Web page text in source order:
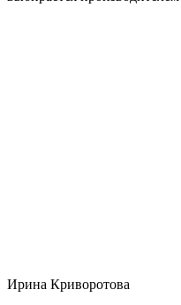
Ирина Криворотова